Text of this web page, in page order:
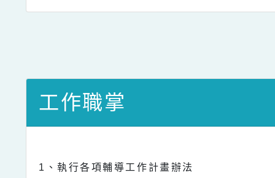
工作職掌
1 、執行各項輔導工作計畫辦法